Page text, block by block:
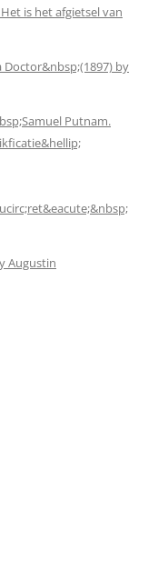
is het afgietsel van
by
Putnam.
Augustin